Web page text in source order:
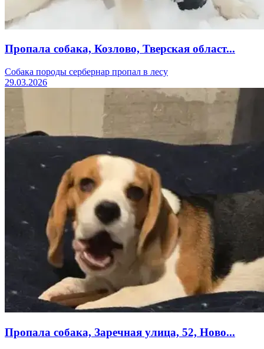
Пропала собака, Козлово, Тверская област...
Собака породы сербернар пропал в лесу
29.03.2026
Пропала собака, Заречная улица, 52, Ново...